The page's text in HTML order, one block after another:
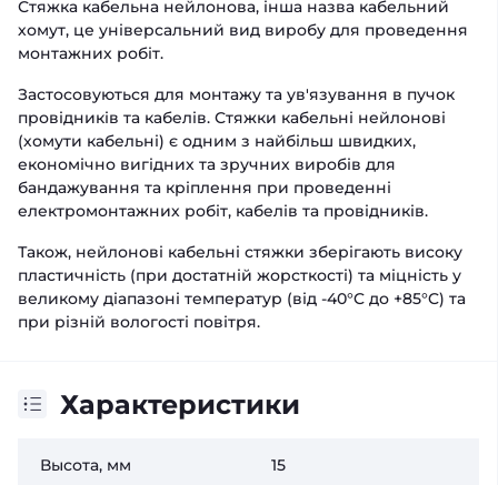
Стяжка кабельна нейлонова, інша назва кабельний
хомут, це універсальний вид виробу для проведення
монтажних робіт.
Застосовуються для монтажу та ув'язування в пучок
провідників та кабелів. Стяжки кабельні нейлонові
(хомути кабельні) є одним з найбільш швидких,
економічно вигідних та зручних виробів для
бандажування та кріплення при проведенні
електромонтажних робіт, кабелів та провідників.
Також, нейлонові кабельні стяжки зберігають високу
пластичність (при достатній жорсткості) та міцність у
великому діапазоні температур (від -40°C до +85°C) та
при різній вологості повітря.
Характеристики
Высота, мм 15